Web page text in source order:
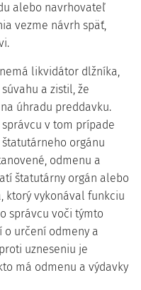
alebo navrhovateľ
vezme návrh späť,
likvidátor dlžníka,
a zistil, že
úhradu preddavku.
v tom prípade
orgánu
odmenu a
štatutárny orgán alebo
ktorý vykonával funkciu
správcu voči týmto
o určení odmeny a
uzneseniu je
má odmenu a výdavky